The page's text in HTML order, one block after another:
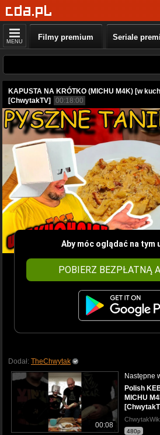
MENU Filmy premium Seriale
KAPUSTA NA KRÓTKO (MICHU M4K) [w
[ChwytakTV]
00:18:00
Aby móc oglądać na tym
POBIERZ BEZPŁATNĄ
Dodał: TheChwytak
00:08
Następne
Polish
MICHU
480p